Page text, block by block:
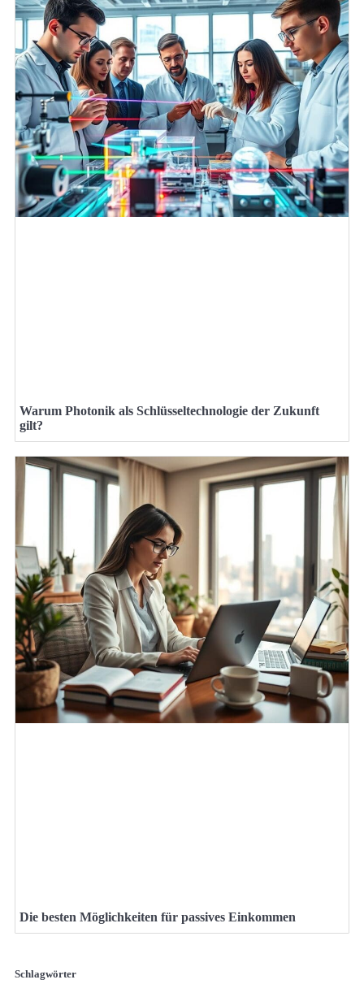
Warum Photonik als Schlüsseltechnologie der Zukunft
gilt?
Die besten Möglichkeiten für passives Einkommen
Schlagwörter